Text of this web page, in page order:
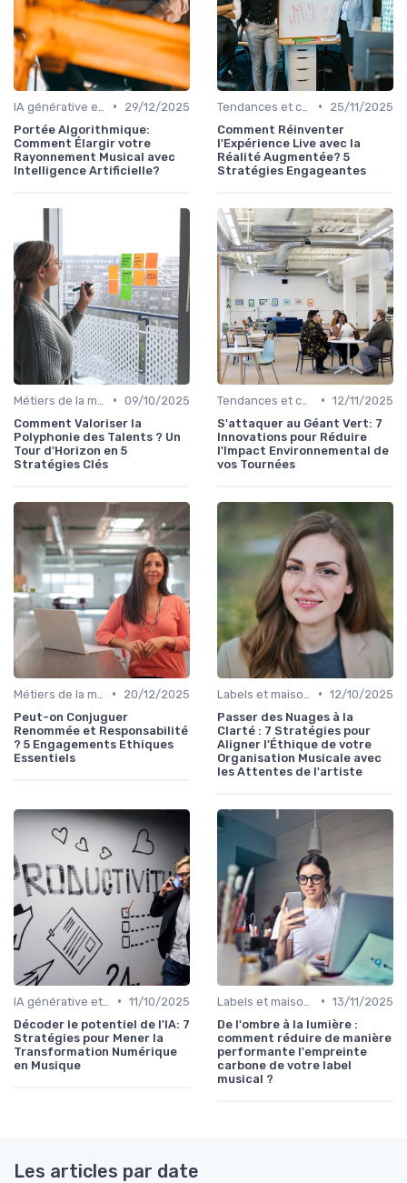
•
29/12/2025
Portée Algorithmique:
Comment Élargir votre
Rayonnement Musical avec
Intelligence Artificielle?
•
25/11/2025
Comment Réinventer
l'Expérience Live avec la
Réalité Augmentée? 5
Stratégies Engageantes
• 09/10/2025
Comment Valoriser la
Polyphonie des Talents ? Un
Tour d'Horizon en 5
Stratégies Clés
• 12/11/2025
S'attaquer au Géant Vert: 7
Innovations pour Réduire
l'Impact Environnemental de
vos Tournées
•
20/12/2025
Peut-on Conjuguer
Renommée et Responsabilité
? 5 Engagements Ethiques
Essentiels
• 12/10/2025
Passer des Nuages à la
Clarté : 7 Stratégies pour
Aligner l'Éthique de votre
Organisation Musicale avec
les Attentes de l'artiste
• 11/10/2025
Décoder le potentiel de l'IA: 7
Stratégies pour Mener la
Transformation Numérique
en Musique
• 13/11/2025
De l'ombre à la lumière :
comment réduire de manière
performante l'empreinte
carbone de votre label
musical ?
Les articles par date